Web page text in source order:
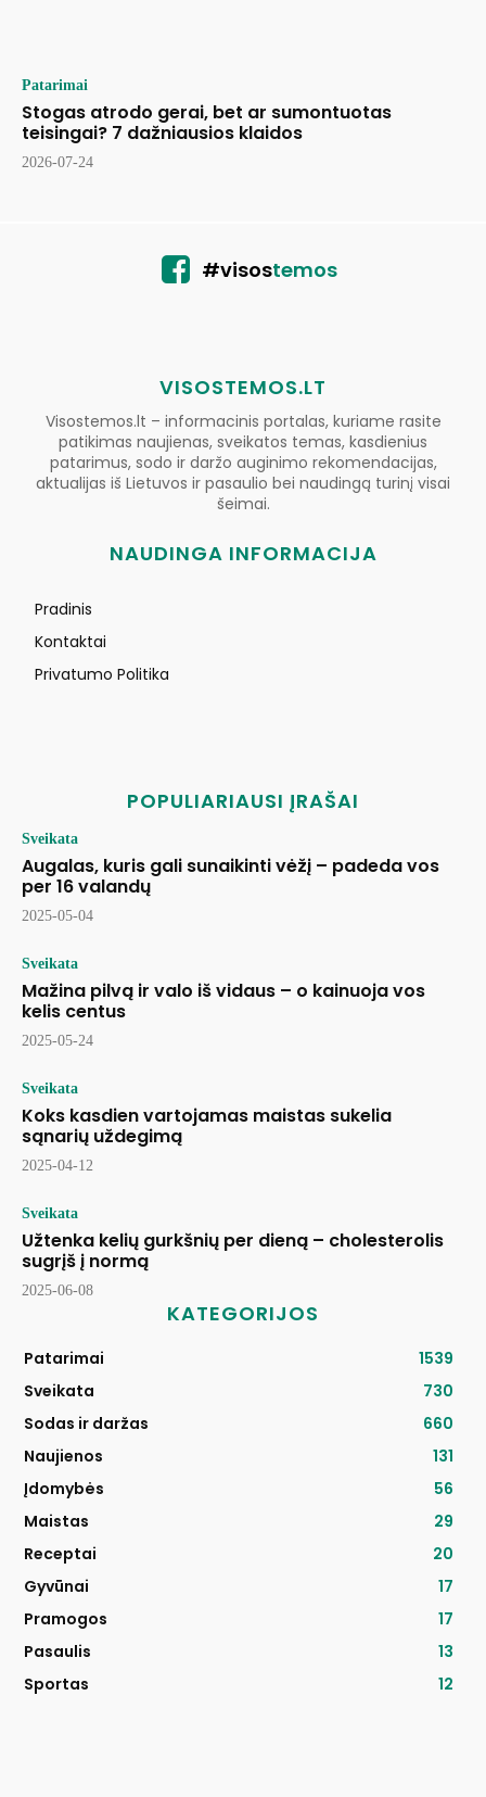
Patarimai
Stogas atrodo gerai, bet ar sumontuotas
teisingai? 7 dažniausios klaidos
2026-07-24
#visostemos
VISOSTEMOS.LT
Visostemos.lt – informacinis portalas, kuriame rasite
patikimas naujienas, sveikatos temas, kasdienius
patarimus, sodo ir daržo auginimo rekomendacijas,
aktualijas iš Lietuvos ir pasaulio bei naudingą turinį visai
šeimai.
NAUDINGA INFORMACIJA
Pradinis
Kontaktai
Privatumo Politika
POPULIARIAUSI ĮRAŠAI
Sveikata
Augalas, kuris gali sunaikinti vėžį – padeda vos
per 16 valandų
2025-05-04
Sveikata
Mažina pilvą ir valo iš vidaus – o kainuoja vos
kelis centus
2025-05-24
Sveikata
Koks kasdien vartojamas maistas sukelia
sąnarių uždegimą
2025-04-12
Sveikata
Užtenka kelių gurkšnių per dieną – cholesterolis
sugrįš į normą
2025-06-08
KATEGORIJOS
Patarimai
1539
Sveikata
730
Sodas ir daržas
660
Naujienos
131
Įdomybės
56
Maistas
29
Receptai
20
Gyvūnai
17
Pramogos
17
Pasaulis
13
Sportas
12